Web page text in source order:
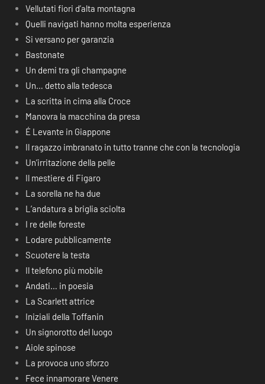
Vellutati fiori d’alta montagna
Quelli navigati hanno molta esperienza
Si versano per garanzia
Bastonate
Un demi tra gli champagne
Un… detto alla tedesca
La scritta in cima alla Croce
Manovra la macchina da presa
É Levante in Giappone
Il ragazzo imbranato in tutto tranne che con la tecnologia
Un’irritazione della pelle
Il mestiere di Figaro
La sorella ne ha due
L’andatura a briglia sciolta
I re delle foreste
Lodare pubblicamente
Scuotere la testa
Il telefono più mobile
Andati… in poesia
La Scarlett attrice
Iniziali della Toffanin
Un signorotto del luogo
Aiole spinose
La provoca uno sforzo
Fece innamorare Venere